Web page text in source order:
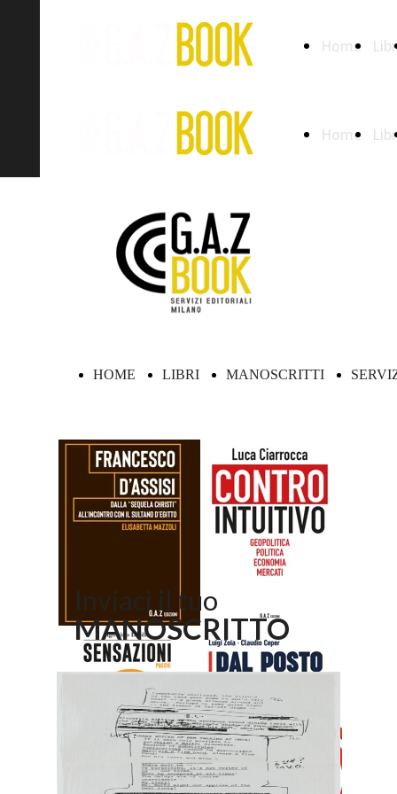
Home
Home
HOME LIBRI MANOSCRITTI
Inviaci il tuo
MANOSCRITTO